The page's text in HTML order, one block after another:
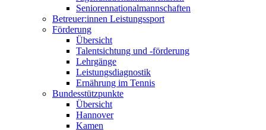
Seniorennationalmannschaften
Betreuer:innen Leistungssport
Förderung
Übersicht
Talentsichtung und -förderung
Lehrgänge
Leistungsdiagnostik
Ernährung im Tennis
Bundesstützpunkte
Übersicht
Hannover
Kamen